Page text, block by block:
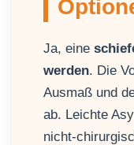
Ja, eine
werden. Die
Ausmaß und
ab. Leichte
nicht-